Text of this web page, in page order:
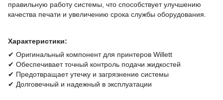
правильную работу системы, что способствует улучшению
качества печати и увеличению срока службы оборудования.
Характеристики:
✔ Оригинальный компонент для принтеров Willett
✔ Обеспечивает точный контроль подачи жидкостей
✔ Предотвращает утечку и загрязнение системы
✔ Долговечный и надежный в эксплуатации